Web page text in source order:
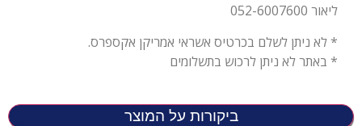
ביקורות על המוצר
ליאור 052-6007600
* לא ניתן לשלם בכרטיס אשראי אמריקן אקספרס.
* באתר לא ניתן לרכוש בתשלומים